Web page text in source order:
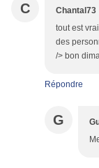
C Chantal73
tout est
des
/> bon
Répondre
G